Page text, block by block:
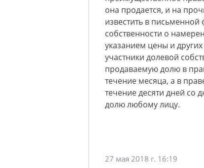
она продается, и на
известить в
собственности о
указанием цены и
участники долевой
продаваемую долю в
течение месяца, а в
течение десяти дней со
долю любому лицу.
27 мая 2018 г. 16:19